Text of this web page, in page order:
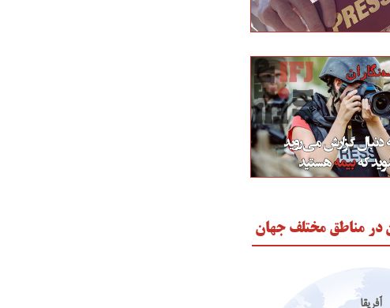
در مناطق مختلف جهان
آفریقا